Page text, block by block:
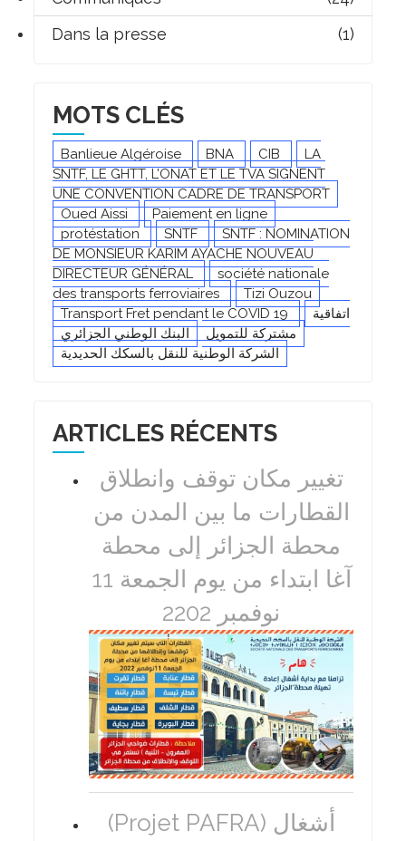
Dans la presse
(1)
MOTS CLÉS
Banlieue Algéroise BNA CIB
LA
SNTF, LE GHTT, L’ONAT ET LE TVA SIGNENT
UNE CONVENTION CADRE DE TRANSPORT
Oued Aissi
Paiement en ligne
protéstation
SNTF
SNTF : NOMINATION
DE MONSIEUR KARIM AYACHE NOUVEAU
DIRECTEUR GÉNÉRAL
société nationale
des transports ferroviaires
Tizi Ouzou
Transport Fret pendant le COVID 19
اتفاقية
مشتركة للتمويل
البنك الوطني الجزائري
الشركة الوطنية للنقل بالسكك الحديدية
ARTICLES RÉCENTS
تغيير مكان توقف وانطلاق
القطارات ما بين المدن من
محطة الجزائر إلى محطة
آغا ابتداء من يوم الجمعة 11
نوفمبر 2202
(Projet PAFRA) أشغال